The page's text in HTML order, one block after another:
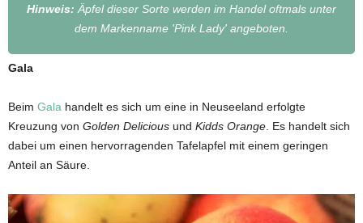
Hinweis: Äpfel dieser Sorte werden im Handel oftmals unter
dem Markenname 'Pink Lady' angeboten.
Gala
Beim Gala handelt es sich um eine in Neuseeland erfolgte
Kreuzung von Golden Delicious und Kidds Orange . Es handelt sich
dabei um einen hervorragenden Tafelapfel mit einem geringen
Anteil an Säure.